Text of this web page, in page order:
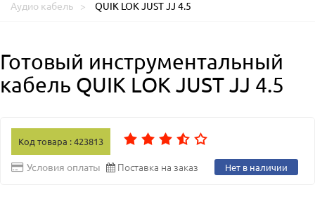
Аудио кабель
QUIK LOK JUST JJ 4.5
Готовый инструментальный
кабель QUIK LOK JUST JJ 4.5
Код товара : 423813
Условия оплаты Поставка на заказ Нет в наличии